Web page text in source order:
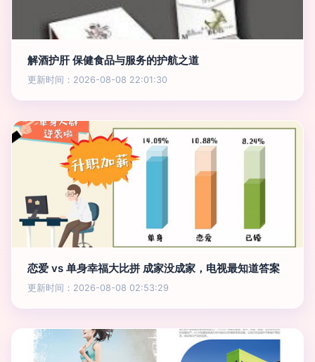
解酒护肝 保健食品与服务的护航之道
更新时间：2026-08-08 22:01:30
恋爱 vs 单身幸福大比拼 成家没成家，电视最知道答案
更新时间：2026-08-08 02:53:29